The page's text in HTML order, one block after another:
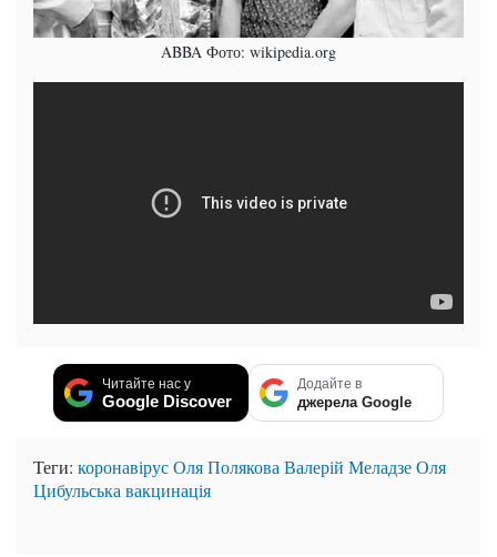
ABBA Фото: wikipedia.org
Читайте нас у
Google Discover
Додайте в
джерела Google
Теги: коронавірусОля Полякова Валерій МеладзеОля
Цибульська вакцинація